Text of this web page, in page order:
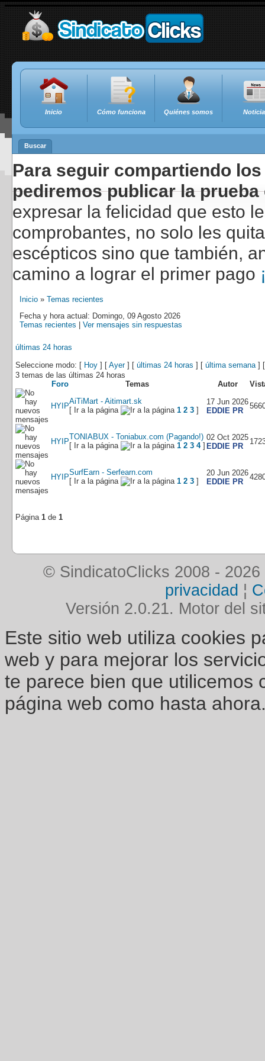
Inicio Cómo funciona Quiénes somos
Buscar
Para seguir compartiendo
pediremos publicar la
expresar la felicidad que esto
comprobantes, no solo les
escépticos sino que también,
camino a lograr el primer pago
Inicio » Temas recientes
Fecha y hora actual: Domingo, 09 Agosto 2026
Temas recientes
Ver mensajes sin respuestas
últimas 24 horas
Seleccione modo: [ Hoy ] [ Ayer] [ últimas 24 horas ] [ última semana]
3 temas de las últimas 24 horas
Foro
Temas Autor
HYIP
AiTiMart - Aitimart.sk
[ Ir a la página
1 2 3 ]
17 Jun 2026
EDDIE PR
HYIP
TONIABUX - Toniabux.com (Pagando!)
[ Ir a la página
1 2 3 4]
02 Oct 2025
EDDIE PR
HYIP
SurfEarn - Serfearn.com
[ Ir a la página
1 2 3 ]
20 Jun 2026
EDDIE PR
Página 1 de 1
© SindicatoClicks 2008 - 2026
privacidad ¦
Versión 2.0.21. Motor del
Este sitio web utiliza cookies
web y para mejorar los
te parece bien que utilicemos
página web como hasta